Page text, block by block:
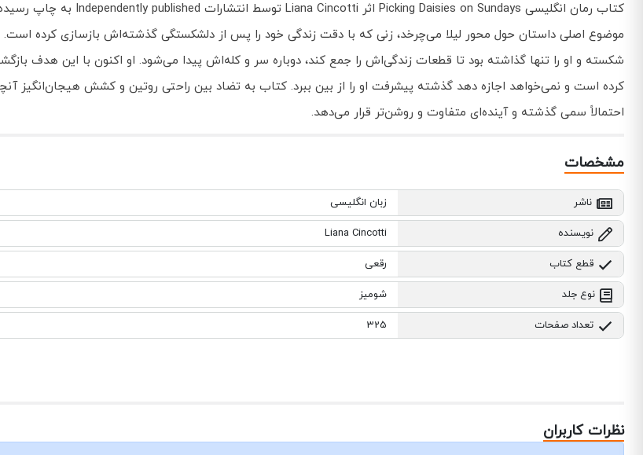
کتاب رمان انگلیسی Picking Daisies on Sundays اثر Liana Cincotti توسط انتشارات Independently published به چاپ رسیده است.
موضوع اصلی داستان حول محور لیلا می‌چرخد، زنی که با دقت زندگی خود را پس از دلشکستگی گذشته‌اش بازسازی کرده
شکسته و او را تنها گذاشته بود تا قطعات زندگی‌اش را جمع کند، دوباره سر و کله‌اش پیدا می‌شود. او اکنون با این هدف بازگشته
کرده است و نمی‌خواهد اجازه دهد گذشته پیشرفت او را از بین ببرد. کتاب به تضاد بین راحتی روتین و کشش هیجان‌انگیز
احتمالاً سمی گذشته و آینده‌ای متفاوت و روشن‌تر قرار می‌دهد.
مشخصات
ناشر زبان انگلیسی
نویسنده Liana Cincotti
قطع کتاب رقعی
نوع جلد شومیز
تعداد صفحات 325
نظرات کاربران